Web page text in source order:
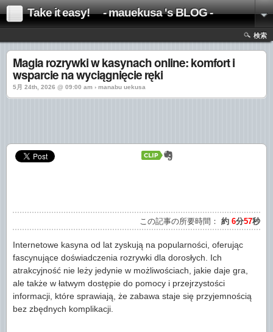
Take it easy! - mauekusa 's BLOG -
検索
Magia rozrywki w kasynach online: komfort i
wsparcie na wyciągnięcie ręki
5月 24th, 2026 @ 09:00 am › manabu uekusa
この記事の所要時間： 約 6分57秒
Internetowe kasyna od lat zyskują na popularności, oferując
fascynujące doświadczenia rozrywki dla dorosłych. Ich
atrakcyjność nie leży jedynie w możliwościach, jakie daje gra,
ale także w łatwym dostępie do pomocy i przejrzystości
informacji, które sprawiają, że zabawa staje się przyjemnością
bez zbędnych komplikacji.